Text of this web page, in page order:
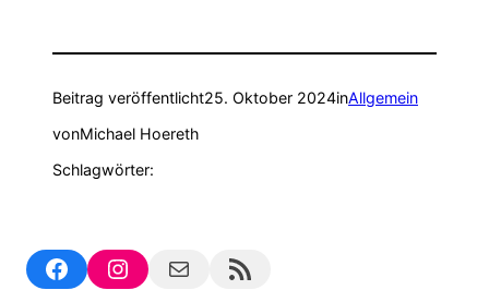
Beitrag veröffentlicht25. Oktober 2024inAllgemein
vonMichael Hoereth
Schlagwörter:
FacebookInstagram
Mail RSS Feed